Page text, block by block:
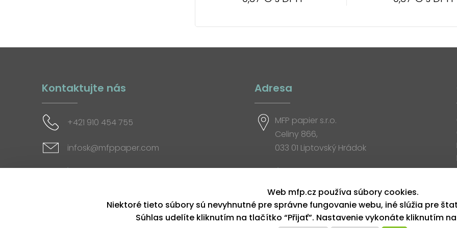
Kontaktujte nás
+421 910 454 755
infosk@mfppaper.com
Sociálne siete
Adresa
MFP papier s.r.o.
Celiny 866,
033 01 Liptovský Hrádok
Otváracia doba
Web mfp.cz používa súbory cookies.
Niektoré tieto súbory sú nevyhnutné pre správne fungovanie webu, iné slúžia pre
Súhlas udelíte kliknutím na tlačítko “Přijať”. Nastavenie vykonáte kliknutím